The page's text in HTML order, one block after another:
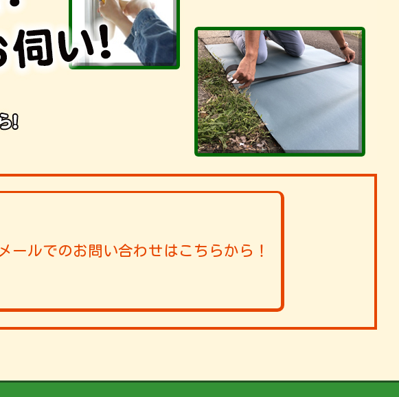
メールでのお問い合わせはこちらから！